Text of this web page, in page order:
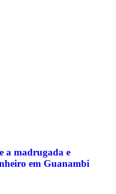
a madrugada e
em Guanambi